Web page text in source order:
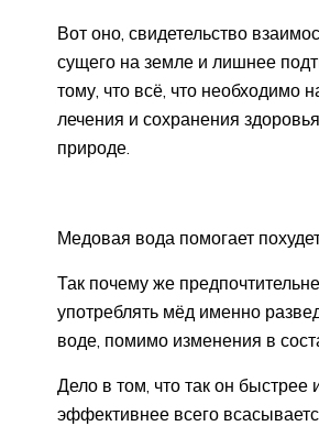
Вот оно, свидетельство
сущего на земле и лишнее
тому, что всё, что необходимо
лечения и сохранения
природе.
Медовая вода помогает
Так почему же
употреблять мёд именно
воде, помимо изменения в
Дело в том, что так он быстрее
эффективнее всего